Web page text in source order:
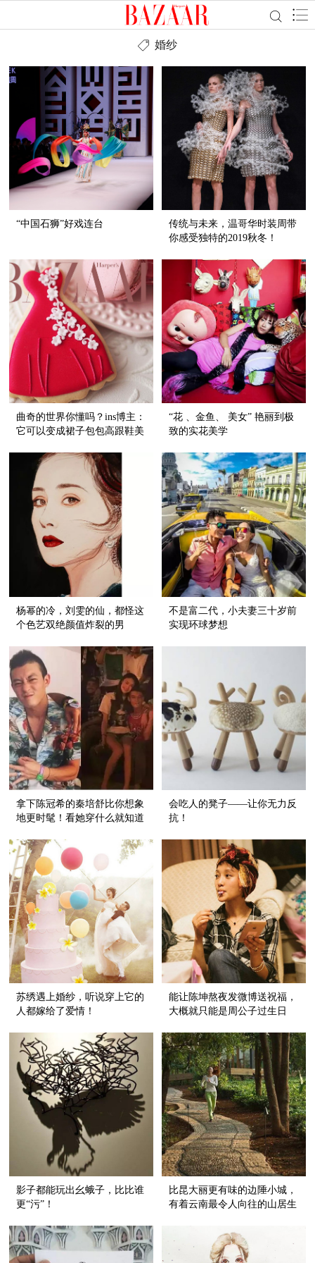
婚纱
“中国石狮”好戏连台
传统与未来，温哥华时装周带
你感受独特的2019秋冬！
曲奇的世界你懂吗？ins博主：
它可以变成裙子包包高跟鞋美
“花 、金鱼、 美女” 艳丽到极
致的实花美学
杨幂的冷，刘雯的仙，都怪这
个色艺双绝颜值炸裂的男
不是富二代，小夫妻三十岁前
实现环球梦想
拿下陈冠希的秦培舒比你想象
地更时髦！看她穿什么就知道
会吃人的凳子——让你无力反
抗！
苏绣遇上婚纱，听说穿上它的
人都嫁给了爱情！
能让陈坤熬夜发微博送祝福，
大概就只能是周公子过生日
影子都能玩出幺蛾子，比比谁
更“污”！
比昆大丽更有味的边陲小城，
有着云南最令人向往的山居生